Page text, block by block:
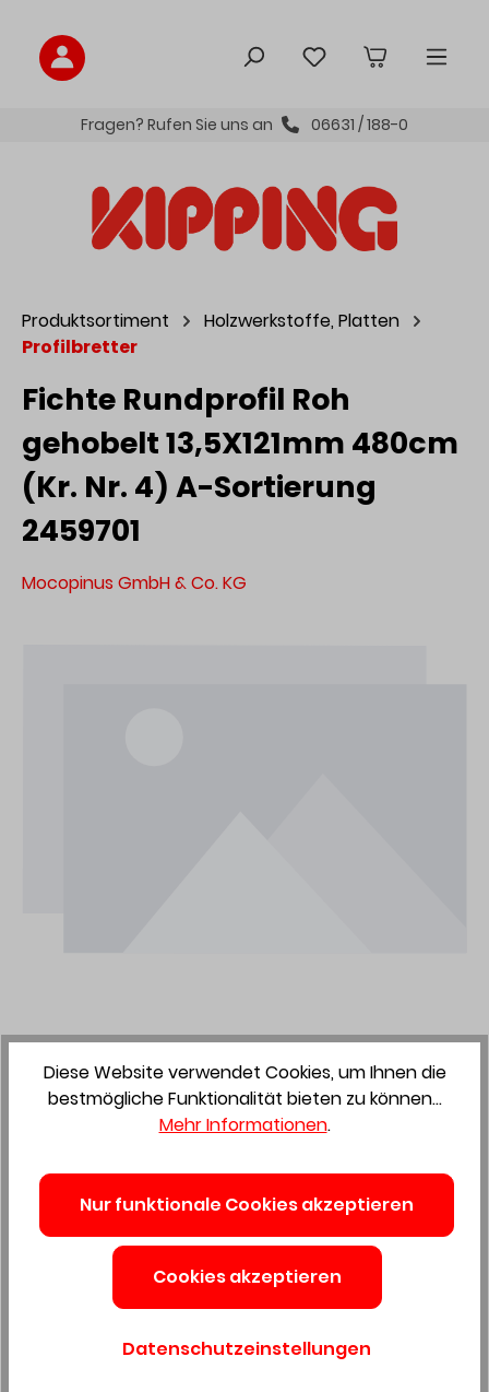
Fragen? Rufen Sie uns an 06631 / 188-0
Produktsortiment
Holzwerkstoffe, Platten
Profilbretter
Fichte Rundprofil Roh
gehobelt 13,5X121mm 480cm
(Kr. Nr. 4) A-Sortierung
2459701
Mocopinus GmbH & Co. KG
Fichte Rundprofil Roh
gehobelt 13,5X121mm 480cm
(Kr. Nr. 4) A-Sortierung
Diese Website verwendet Cookies, um Ihnen die
bestmögliche Funktionalität bieten zu können...
Mehr Informationen.
Nur funktionale Cookies akzeptieren
Cookies akzeptieren
Datenschutzeinstellungen